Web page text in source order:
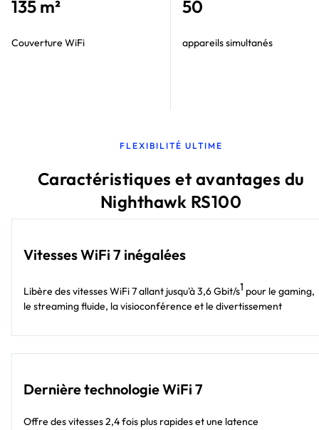
135 m²
Couverture WiFi
50
appareils simultanés
FLEXIBILITÉ ULTIME
Caractéristiques et avantages du
Nighthawk RS100
Vitesses WiFi 7 inégalées
Libère des vitesses WiFi 7 allant jusqu'à 3,6 Gbit/s1 pour le gaming,
le streaming fluide, la visioconférence et le divertissement
Dernière technologie WiFi 7
Offre des vitesses 2,4 fois plus rapides et une latence